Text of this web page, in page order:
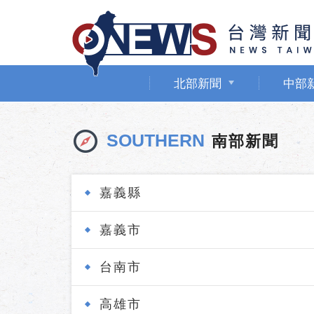
北部新聞 中部
SOUTHERN 南部新聞
嘉義縣
嘉義市
台南市
高雄市